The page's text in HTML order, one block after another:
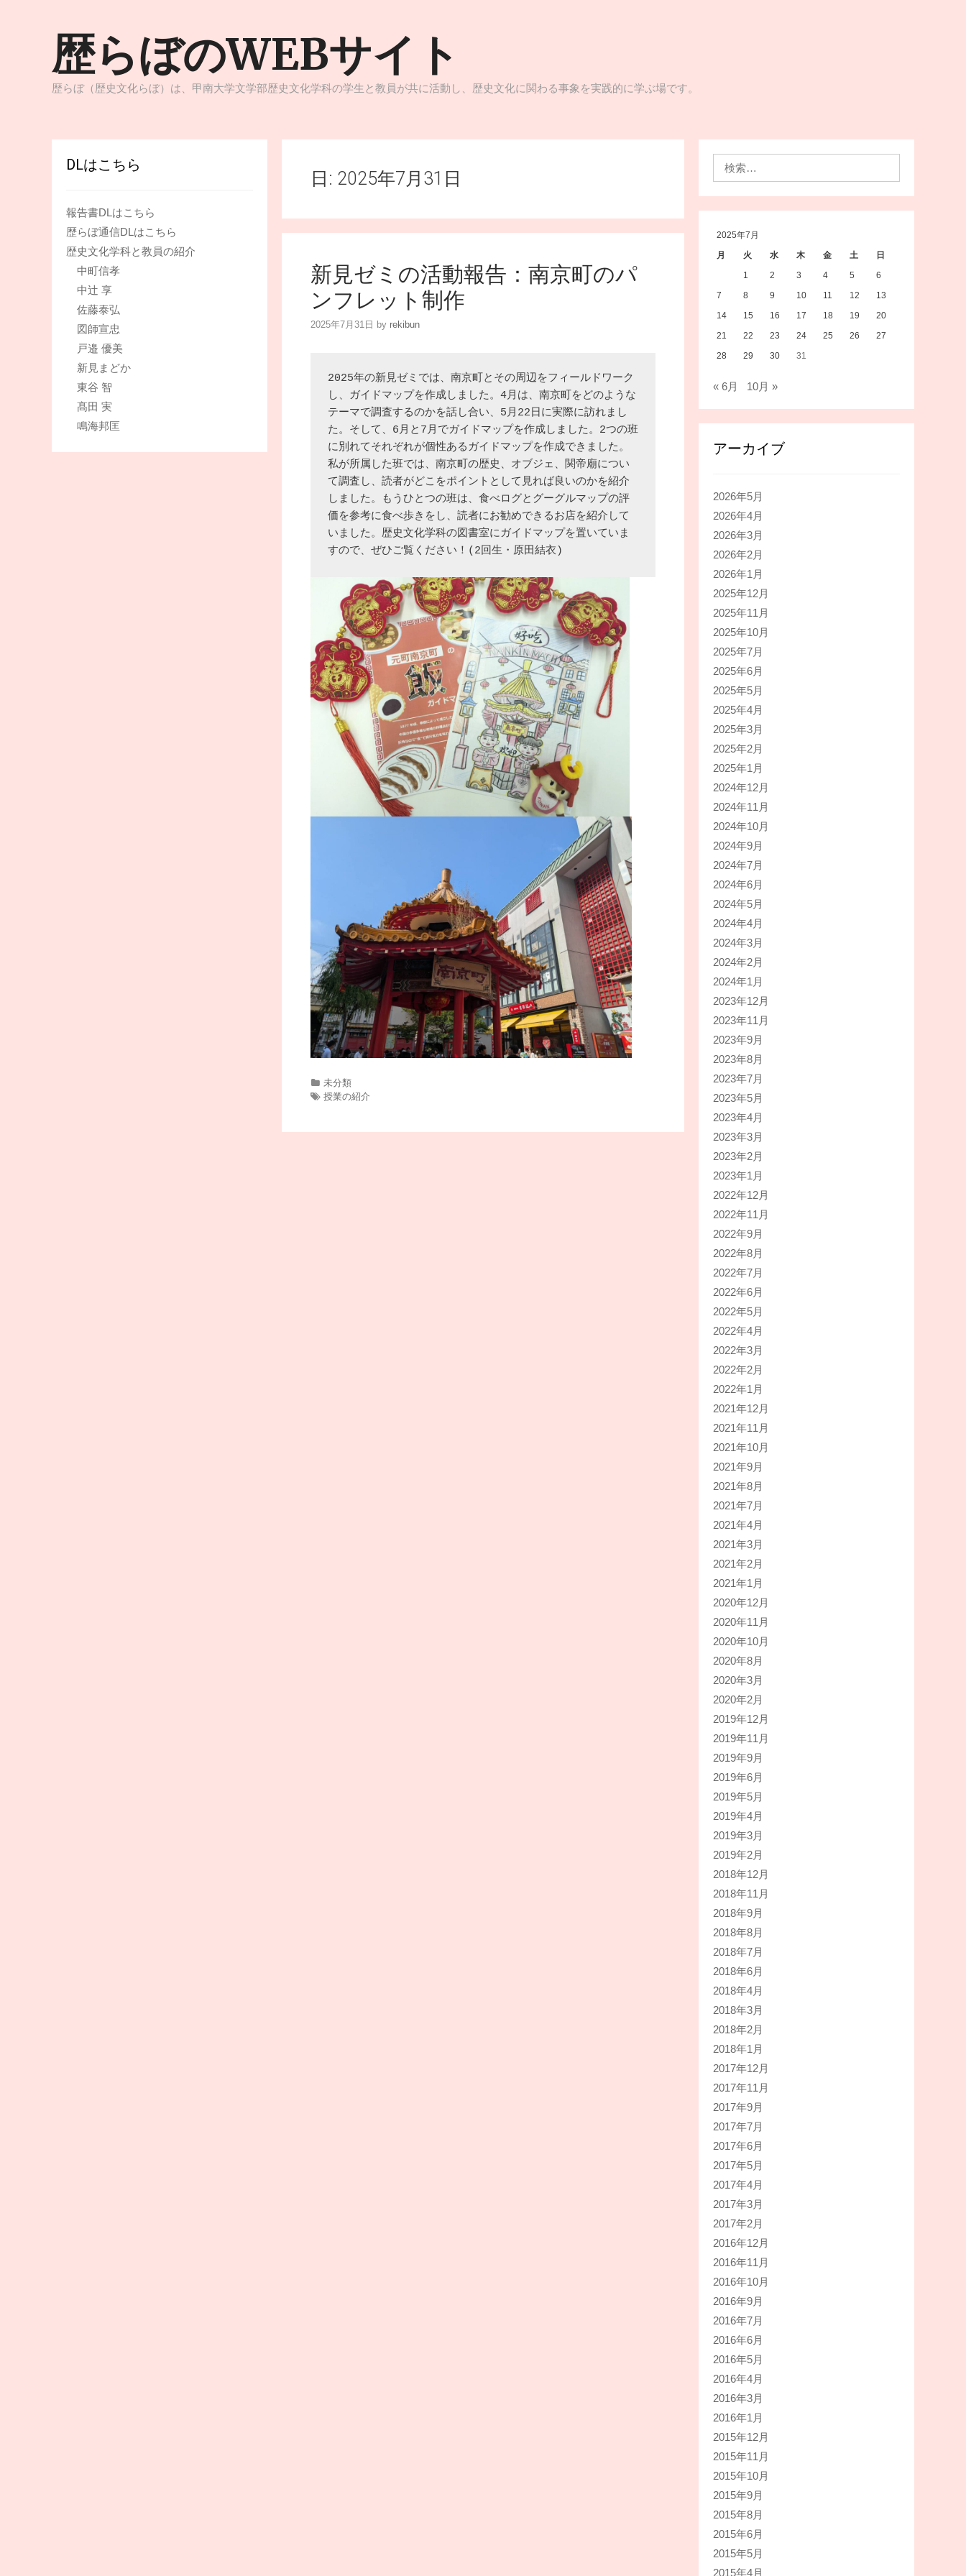
歴らぼのWEBサイト
歴らぼ（歴史文化らぼ）は、甲南大学文学部歴史文化学科の学生と教員が共に活動し、歴史文化に関わる事象を実践的に学ぶ場です。
日: 2025年7月31日
新見ゼミの活動報告：南京町のパ
ンフレット制作
2025年7月31日 by rekibun
2025年の新見ゼミでは、南京町とその周辺をフィールドワーク
し、ガイドマップを作成しました。4月は、南京町をどのような
テーマで調査するのかを話し合い、5月22日に実際に訪れまし
た。そして、6月と7月でガイドマップを作成しました。2つの班
に別れてそれぞれが個性あるガイドマップを作成できました。
私が所属した班では、南京町の歴史、オブジェ、関帝廟につい
て調査し、読者がどこをポイントとして見れば良いのかを紹介
しました。もうひとつの班は、食べログとグーグルマップの評
価を参考に食べ歩きをし、読者にお勧めできるお店を紹介して
いました。歴史文化学科の図書室にガイドマップを置いていま
すので、ぜひご覧ください！(2回生・原田結衣)
カ
テ
未分類
タ
授業の紹介
DLはこちら
報告書DLはこちら
歴らぼ通信DLはこちら
歴史文化学科と教員の紹介
中町信孝
中辻 享
佐藤泰弘
図師宣忠
戸邉 優美
新見まどか
東谷 智
髙田 実
鳴海邦匡
2025年7月
月
火 水 木 金 土
日
1
2 3 4 5
6
7
8 9 10 11 12
13
14
15 16 17 18 19
20
21
22 23 24 25 26
27
28
29 30 31
« 6月 10月 »
アーカイブ
2026年5月
2026年4月
2026年3月
2026年2月
2026年1月
2025年12月
2025年11月
2025年10月
2025年7月
2025年6月
2025年5月
2025年4月
2025年3月
2025年2月
2025年1月
2024年12月
2024年11月
2024年10月
2024年9月
2024年7月
2024年6月
2024年5月
2024年4月
2024年3月
2024年2月
2024年1月
2023年12月
2023年11月
2023年9月
2023年8月
2023年7月
2023年5月
2023年4月
2023年3月
2023年2月
2023年1月
2022年12月
2022年11月
2022年9月
2022年8月
2022年7月
2022年6月
2022年5月
2022年4月
2022年3月
2022年2月
2022年1月
2021年12月
2021年11月
2021年10月
2021年9月
2021年8月
2021年7月
2021年4月
2021年3月
2021年2月
2021年1月
2020年12月
2020年11月
2020年10月
2020年8月
2020年3月
2020年2月
2019年12月
2019年11月
2019年9月
2019年6月
2019年5月
2019年4月
2019年3月
2019年2月
2018年12月
2018年11月
2018年9月
2018年8月
2018年7月
2018年6月
2018年4月
2018年3月
2018年2月
2018年1月
2017年12月
2017年11月
2017年9月
2017年7月
2017年6月
2017年5月
2017年4月
2017年3月
2017年2月
2016年12月
2016年11月
2016年10月
2016年9月
2016年7月
2016年6月
2016年5月
2016年4月
2016年3月
2016年1月
2015年12月
2015年11月
2015年10月
2015年9月
2015年8月
2015年6月
2015年5月
2015年4月